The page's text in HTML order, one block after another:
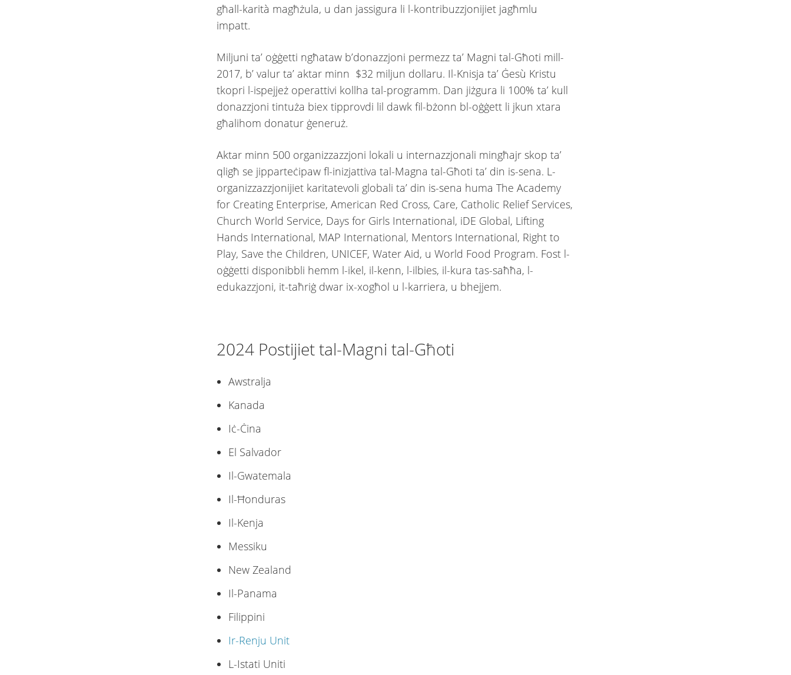
għall-karità magħżula, u dan jassigura li l-kontribuzzjonijiet jagħmlu
impatt.
Miljuni ta’ oġġetti ngħataw b’donazzjoni permezz ta’ Magni tal-Għoti mill-
2017, b’ valur ta’ aktar minn $32 miljun dollaru. Il-Knisja ta’ Ġesù Kristu
tkopri l-ispejjeż operattivi kollha tal-programm. Dan jiżgura li 100% ta’ kull
donazzjoni tintuża biex tipprovdi lil dawk fil-bżonn bl-oġġett li jkun xtara
għalihom donatur ġeneruż.
Aktar minn 500 organizzazzjoni lokali u internazzjonali mingħajr skop ta’
qligħ se jipparteċipaw fl-inizjattiva tal-Magna tal-Għoti ta’ din is-sena. L-
organizzazzjonijiet karitatevoli globali ta’ din is-sena huma The Academy
for Creating Enterprise, American Red Cross, Care, Catholic Relief Services,
Church World Service, Days for Girls International, iDE Global, Lifting
Hands International, MAP International, Mentors International, Right to
Play, Save the Children, UNICEF, Water Aid, u World Food Program. Fost l-
oġġetti disponibbli hemm l-ikel, il-kenn, l-ilbies, il-kura tas-saħħa, l-
edukazzjoni, it-taħriġ dwar ix-xogħol u l-karriera, u bhejjem.
2024 Postijiet tal-Magni tal-Għoti
Awstralja
Kanada
Iċ-Ċina
El Salvador
Il-Gwatemala
Il-Ħonduras
Il-Kenja
Messiku
New Zealand
Il-Panama
Filippini
Ir-Renju Unit
L-Istati Uniti